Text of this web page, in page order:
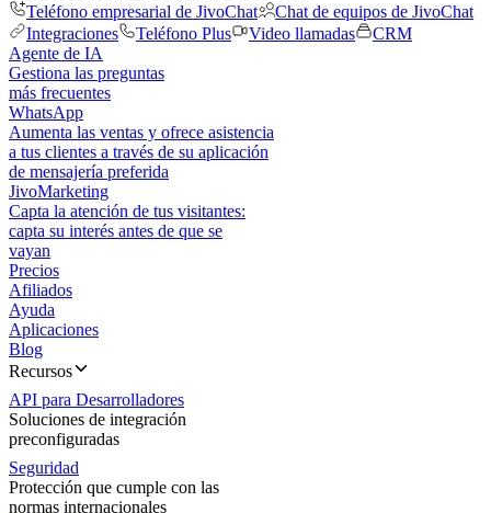
Teléfono empresarial de JivoChat
Chat de equipos de JivoChat
Integraciones
Teléfono Plus Video llamadas
CRM
Agente de IA
Gestiona las preguntas
más frecuentes
WhatsApp
Aumenta las ventas y ofrece asistencia
a tus clientes a través de su aplicación
de mensajería preferida
JivoMarketing
Capta la atención de tus visitantes:
capta su interés antes de que se
vayan
Precios
Afiliados
Ayuda
Aplicaciones
Blog
Recursos
API para Desarrolladores
Soluciones de integración
preconfiguradas
Seguridad
Protección que cumple con las
normas internacionales